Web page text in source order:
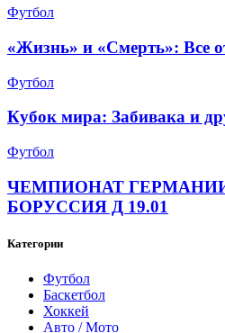
Футбол
«Жизнь» и «Смерть»: Все
Футбол
Кубок мира: Забивака и
Футбол
ЧЕМПИОНАТ ГЕРМАНИИ.
БОРУССИЯ Д 19.01
Категории
Футбол
Баскетбол
Хоккей
Авто / Мото